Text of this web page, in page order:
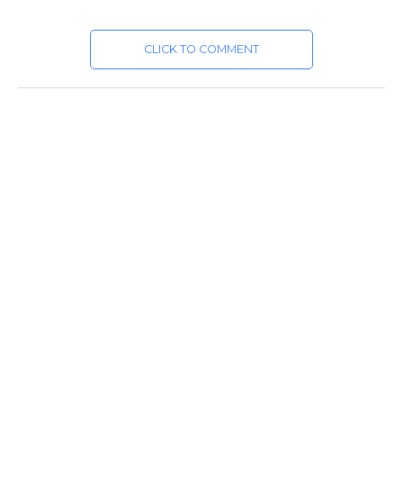
CLICK TO COMMENT